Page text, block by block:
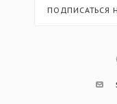
ПОДПИСАТЬСЯ